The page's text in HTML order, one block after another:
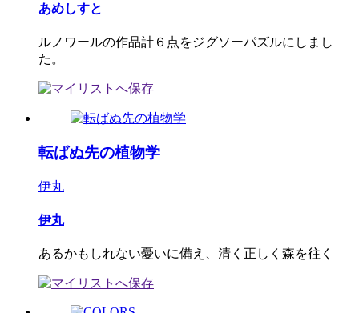
あめしすと
ルノワールの作品計６点をジグソーパズルにしまし
た。
転ばぬ先の植物学
伊丸
伊丸
あるかもしれない憂いに備え、清く正しく森を往く